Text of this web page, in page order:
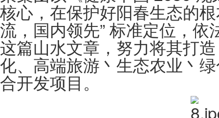
核心，在保护好阳春生态的
流，国内领先” 标准定位，
这篇山水文章，努力将其打
化、高端旅游丶生态农业丶
合开发项目。